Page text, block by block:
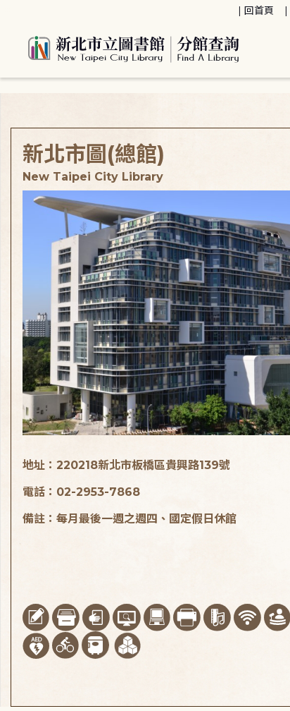
回首頁
新北市圖(總館)
New Taipei City Library
地址：220218新北市板橋區貴興路139號
電話：02-2953-7868
備註：每月最後一週之週四、國定假日休館